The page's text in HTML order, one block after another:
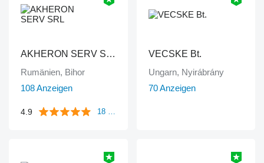
AKHERON SERV SRL
Rumänien, Bihor
108 Anzeigen
4.9 18 Bewertungen
VECSKE Bt.
Ungarn, Nyirábrány
70 Anzeigen